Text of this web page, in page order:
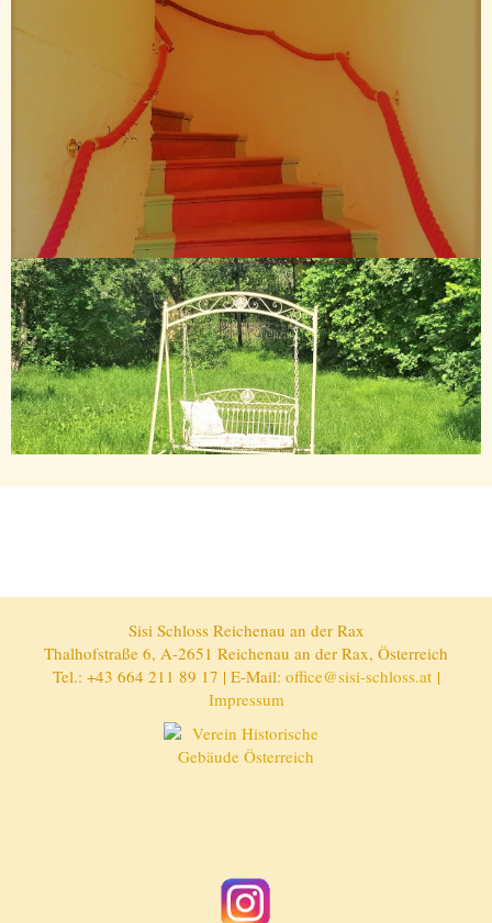
Sisi Schloss Reichenau an der Rax
Thalhofstraße 6, A-2651 Reichenau an der Rax, Österreich
Tel.: +43 664 211 89 17 | E-Mail: office@sisi-schloss.at|
Impressum